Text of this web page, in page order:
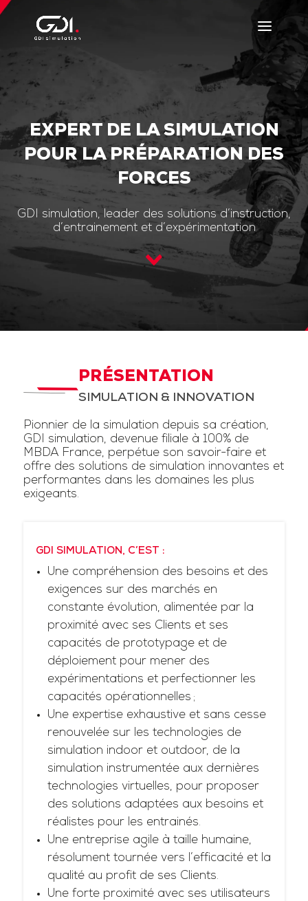
EXPERT DE LA SIMULATION
POUR LA PRÉPARATION DES
FORCES
GDI simulation, leader des solutions d’instruction,
d’entrainement et d’expérimentation
PRÉSENTATION
SIMULATION & INNOVATION
Pionnier de la simulation depuis sa création,
GDI simulation, devenue filiale à 100% de
MBDA France, perpétue son savoir-faire et
offre des solutions de simulation innovantes et
performantes dans les domaines les plus
exigeants.
GDI SIMULATION, C’EST :
Une compréhension des besoins et des
exigences sur des marchés en
constante évolution, alimentée par la
proximité avec ses Clients et ses
capacités de prototypage et de
déploiement pour mener des
expérimentations et perfectionner les
capacités opérationnelles ;
Une expertise exhaustive et sans cesse
renouvelée sur les technologies de
simulation indoor et outdoor, de la
simulation instrumentée aux dernières
technologies virtuelles, pour proposer
des solutions adaptées aux besoins et
réalistes pour les entrainés.
Une entreprise agile à taille humaine,
résolument tournée vers l’efficacité et la
qualité au profit de ses Clients.
Une forte proximité avec ses utilisateurs